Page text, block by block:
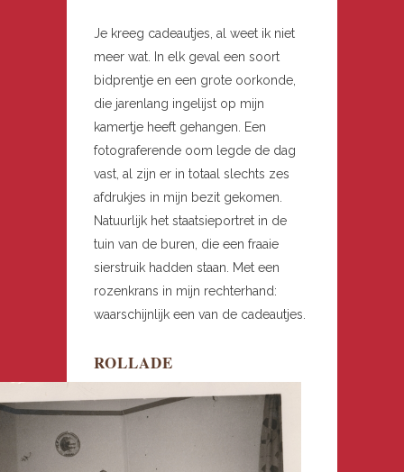
Je kreeg cadeautjes, al weet ik niet
meer wat. In elk geval een soort
bidprentje en een grote oorkonde,
die jarenlang ingelijst op mijn
kamertje heeft gehangen. Een
fotograferende oom legde de dag
vast, al zijn er in totaal slechts zes
afdrukjes in mijn bezit gekomen.
Natuurlijk het staatsieportret in de
tuin van de buren, die een fraaie
sierstruik hadden staan. Met een
rozenkrans in mijn rechterhand:
waarschijnlijk een van de cadeautjes.
ROLLADE